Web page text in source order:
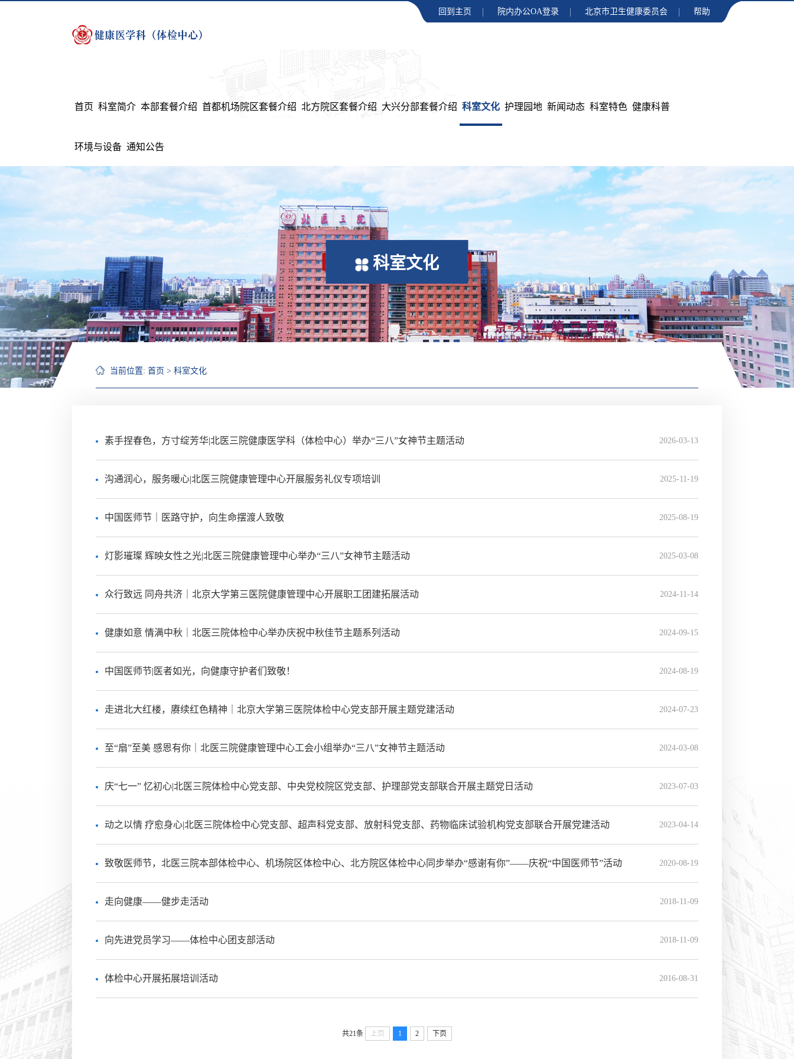
回到主页 院内办公OA登录 北京市卫生健康委员会 帮助
首页 科室简介 本部套餐介绍 首都机场院区套餐介绍 北方院区套餐介绍 大兴分部套餐介绍 科室文化 护理园地 新闻动态 科室特色 健康科普
环境与设备 通知公告
科室文化
当前位置: 首页 > 科室文化
素手捏春色，方寸绽芳华|北医三院健康医学科（体检中心）举办“三八”女神节主题活动 2026-03-13
沟通润心，服务暖心|北医三院健康管理中心开展服务礼仪专项培训 2025-11-19
中国医师节｜医路守护，向生命摆渡人致敬 2025-08-19
灯影璀璨 辉映女性之光|北医三院健康管理中心举办“三八”女神节主题活动 2025-03-08
众行致远 同舟共济｜北京大学第三医院健康管理中心开展职工团建拓展活动 2024-11-14
健康如意 情满中秋｜北医三院体检中心举办庆祝中秋佳节主题系列活动 2024-09-15
中国医师节|医者如光，向健康守护者们致敬！ 2024-08-19
走进北大红楼，赓续红色精神｜北京大学第三医院体检中心党支部开展主题党建活动 2024-07-23
至“扇”至美 感恩有你｜北医三院健康管理中心工会小组举办“三八”女神节主题活动 2024-03-08
庆“七一” 忆初心|北医三院体检中心党支部、中央党校院区党支部、护理部党支部联合开展主题党日活动 2023-07-03
动之以情 疗愈身心|北医三院体检中心党支部、超声科党支部、放射科党支部、药物临床试验机构党支部联合开展党建活动 2023-04-14
致敬医师节，北医三院本部体检中心、机场院区体检中心、北方院区体检中心同步举办“感谢有你”——庆祝“中国医师节”活动 2020-08-19
走向健康——健步走活动 2018-11-09
向先进党员学习——体检中心团支部活动 2018-11-09
体检中心开展拓展培训活动 2016-08-31
共21条 上页 1 2 下页